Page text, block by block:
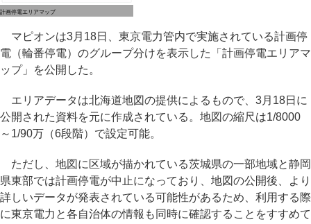
計画停電エリアマップ
マピオンは3月18日、東京電力管内で実施されている計画停
電（輪番停電）のグループ分けを表示した「計画停電エリアマ
ップ」を公開した。
エリアデータは北海道地図の提供によるもので、3月18日に
公開された資料を元に作成されている。地図の縮尺は1/8000
～1/90万（6段階）で設定可能。
ただし、地図に区域が描かれている茨城県の一部地域と静岡
県東部では計画停電が中止になっており、地図の公開後、より
詳しいデータが発表されている可能性があるため、利用する際
に東京電力と各自治体の情報も同時に確認することをすすめて